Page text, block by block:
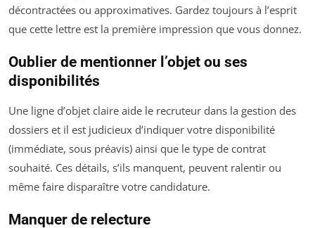
décontractées ou approximatives. Gardez toujours à l’esprit
que cette lettre est la première impression que vous donnez.
Oublier de mentionner l’objet ou ses
disponibilités
Une ligne d’objet claire aide le recruteur dans la gestion des
dossiers et il est judicieux d’indiquer votre disponibilité
(immédiate, sous préavis) ainsi que le type de contrat
souhaité. Ces détails, s’ils manquent, peuvent ralentir ou
même faire disparaître votre candidature.
Manquer de relecture